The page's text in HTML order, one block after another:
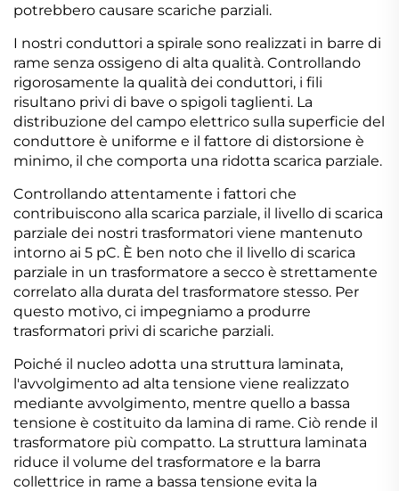
potrebbero causare scariche parziali.
I nostri conduttori a spirale sono realizzati in barre di
rame senza ossigeno di alta qualità. Controllando
rigorosamente la qualità dei conduttori, i fili
risultano privi di bave o spigoli taglienti. La
distribuzione del campo elettrico sulla superficie del
conduttore è uniforme e il fattore di distorsione è
minimo, il che comporta una ridotta scarica parziale.
Controllando attentamente i fattori che
contribuiscono alla scarica parziale, il livello di scarica
parziale dei nostri trasformatori viene mantenuto
intorno ai 5 pC. È ben noto che il livello di scarica
parziale in un trasformatore a secco è strettamente
correlato alla durata del trasformatore stesso. Per
questo motivo, ci impegniamo a produrre
trasformatori privi di scariche parziali.
Poiché il nucleo adotta una struttura laminata,
l'avvolgimento ad alta tensione viene realizzato
mediante avvolgimento, mentre quello a bassa
tensione è costituito da lamina di rame. Ciò rende il
trasformatore più compatto. La struttura laminata
riduce il volume del trasformatore e la barra
collettrice in rame a bassa tensione evita la